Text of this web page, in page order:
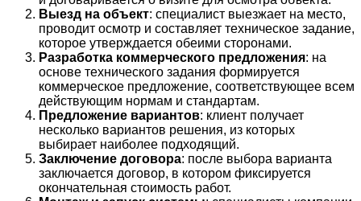
Выезд на объект: специалист выезжает на место,
проводит осмотр и составляет техническое задание,
которое утверждается обеими сторонами.
Разработка коммерческого предложения: на
основе технического задания формируется
коммерческое предложение, соответствующее всем
действующим нормам и стандартам.
Предложение вариантов: клиент получает
несколько вариантов решения, из которых
выбирает наиболее подходящий.
Заключение договора: после выбора варианта
заключается договор, в котором фиксируется
окончательная стоимость работ.